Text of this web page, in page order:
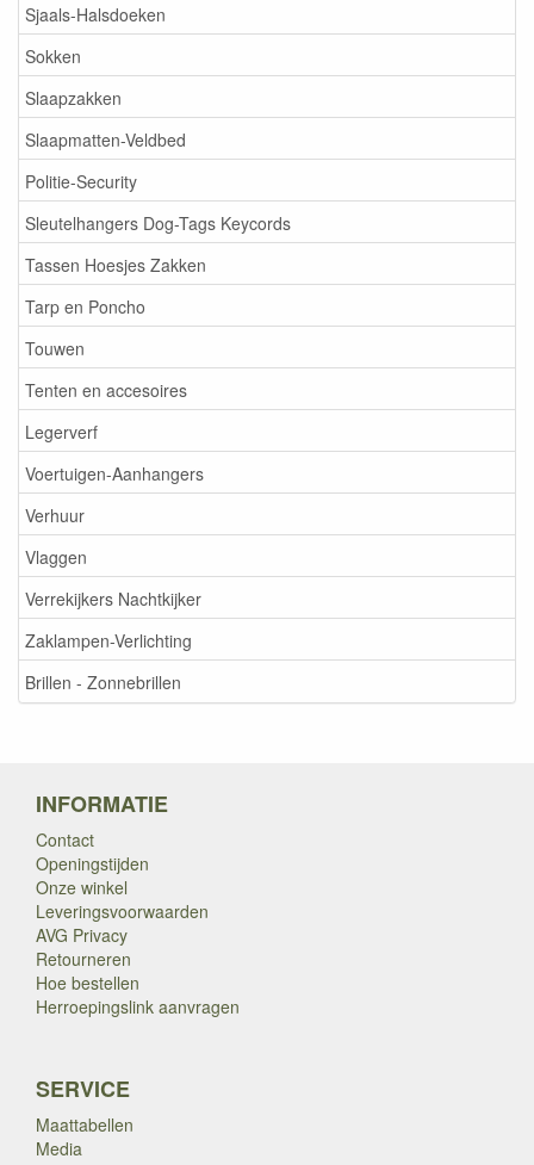
Sjaals-Halsdoeken
Sokken
Slaapzakken
Slaapmatten-Veldbed
Politie-Security
Sleutelhangers Dog-Tags Keycords
Tassen Hoesjes Zakken
Tarp en Poncho
Touwen
Tenten en accesoires
Legerverf
Voertuigen-Aanhangers
Verhuur
Vlaggen
Verrekijkers Nachtkijker
Zaklampen-Verlichting
Brillen - Zonnebrillen
INFORMATIE
Contact
Openingstijden
Onze winkel
Leveringsvoorwaarden
AVG Privacy
Retourneren
Hoe bestellen
Herroepingslink aanvragen
SERVICE
Maattabellen
Media